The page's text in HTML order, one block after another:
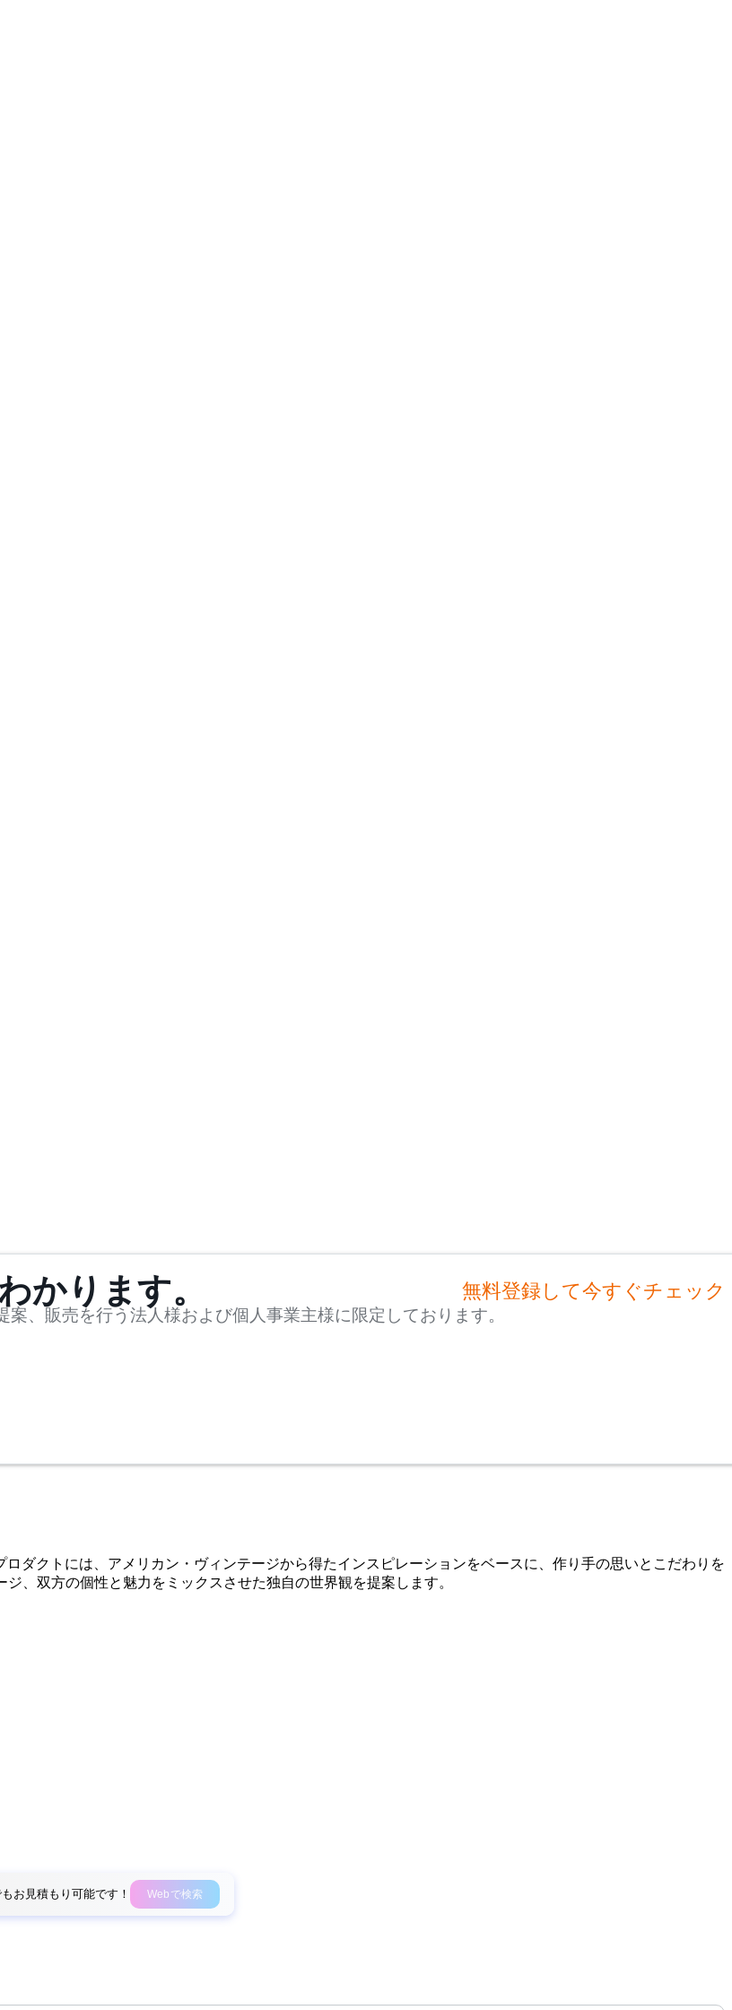
かります。 無料登録して今すぐチェック
、販売を行う法人様および個人事業主様に限定しております。
ダクトには、アメリカン・ヴィンテージから得たインスピレーションをベースに、作り手の思いとこだわりを
、双方の個性と魅力をミックスさせた独自の世界観を提案します。
お見積もり可能です！ Webで検索